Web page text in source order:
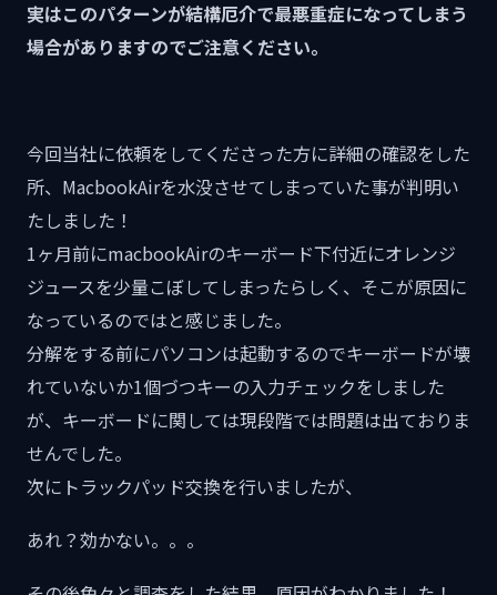
実はこのパターンが結構厄介で最悪重症になってしまう
場合がありますのでご注意ください。
今回当社に依頼をしてくださった方に詳細の確認をした
所、MacbookAirを水没させてしまっていた事が判明い
たしました！
1ヶ月前にmacbookAirのキーボード下付近にオレンジ
ジュースを少量こぼしてしまったらしく、そこが原因に
なっているのではと感じました。
分解をする前にパソコンは起動するのでキーボードが壊
れていないか1個づつキーの入力チェックをしました
が、キーボードに関しては現段階では問題は出ておりま
せんでした。
次にトラックパッド交換を行いましたが、
あれ？効かない。。。